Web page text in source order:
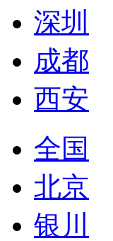
深圳
成都
西安
全国
北京
银川